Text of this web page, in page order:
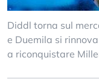
Diddl torna sul
e Duemila si
a riconquistare